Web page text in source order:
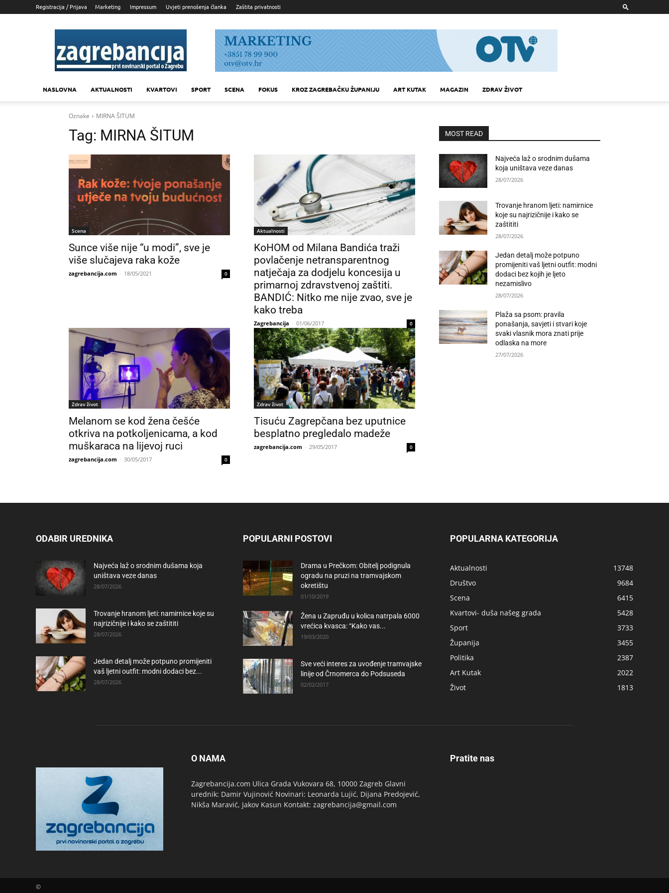
Registracija / Prijava Marketing Impressum Uvjeti prenošenja članka Zaštita privatnosti
Zagrebancija
NASLOVNA AKTUALNOSTI KVARTOVI SPORT SCENA FOKUS KROZ ZAGREBAČKU ŽUPANIJU ART KUTAK MAGAZIN ZDRAV ŽIVOT
Oznake MIRNA ŠITUM
Tag: MIRNA ŠITUM
Scena
Sunce više nije “u modi”, sve je
više slučajeva raka kože
zagrebancija.com - 18/05/2021 0
Aktualnosti
KoHOM od Milana Bandića traži
povlačenje netransparentnog
natječaja za dodjelu koncesija u
primarnoj zdravstvenoj zaštiti.
BANDIĆ: Nitko me nije zvao, sve je
kako treba
Zagrebancija - 01/06/2017 0
Zdrav život
Melanom se kod žena češće
otkriva na potkoljenicama, a kod
muškaraca na lijevoj ruci
zagrebancija.com - 30/05/2017 0
Zdrav život
Tisuću Zagrepčana bez uputnice
besplatno pregledalo madeže
zagrebancija.com - 29/05/2017 0
MOST READ
Najveća laž o srodnim dušama
koja uništava veze danas
28/07/2026
Trovanje hranom ljeti: namirnice
koje su najrizičnije i kako se
zaštititi
28/07/2026
Jedan detalj može potpuno
promijeniti vaš ljetni outfit: modni
dodaci bez kojih je ljeto
nezamislivo
28/07/2026
Plaža sa psom: pravila
ponašanja, savjeti i stvari koje
svaki vlasnik mora znati prije
odlaska na more
27/07/2026
ODABIR UREDNIKA
Najveća laž o srodnim dušama koja
uništava veze danas
28/07/2026
Trovanje hranom ljeti: namirnice koje su
najrizičnije i kako se zaštititi
28/07/2026
Jedan detalj može potpuno promijeniti
vaš ljetni outfit: modni dodaci bez...
28/07/2026
POPULARNI POSTOVI
Drama u Prečkom: Obitelj podignula
ogradu na pruzi na tramvajskom
okretištu
01/10/2019
Žena u Zapruđu u kolica natrpala 6000
vrećica kvasca: “Kako vas...
19/03/2020
Sve veći interes za uvođenje tramvajske
linije od Črnomerca do Podsuseda
02/02/2017
POPULARNA KATEGORIJA
Aktualnosti
13748
Društvo
9684
Scena
6415
Kvartovi- duša našeg grada
5428
Sport
3733
Županija
3455
Politika
2387
Art Kutak
2022
Život
1813
O NAMA
Zagrebancija.com Ulica Grada Vukovara 68, 10000 Zagreb Glavni
urednik: Damir Vujinović Novinari: Leonarda Lujić, Dijana Predojević,
Nikša Maravić, Jakov Kasun Kontakt: zagrebancija@gmail.com
Pratite nas
©